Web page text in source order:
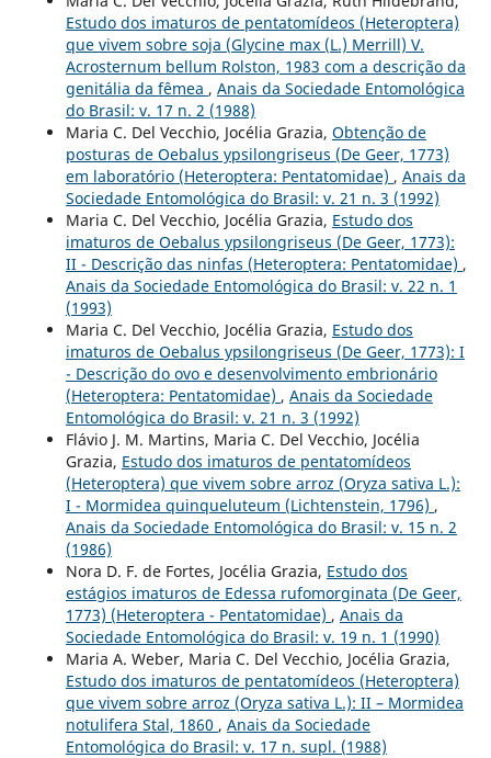
Estudo dos imaturos de pentatomídeos (Heteroptera)
que vivem sobre soja (Glycine max (L.) Merrill) V.
Acrosternum bellum Rolston, 1983 com a descrição da
genitália da fêmea , Anais da Sociedade Entomológica
do Brasil: v. 17 n. 2 (1988)
Maria C. Del Vecchio, Jocélia Grazia, Obtenção de
posturas de Oebalus ypsilongriseus (De Geer, 1773)
em laboratório (Heteroptera: Pentatomidae) , Anais da
Sociedade Entomológica do Brasil: v. 21 n. 3 (1992)
Maria C. Del Vecchio, Jocélia Grazia, Estudo dos
imaturos de Oebalus ypsilongriseus (De Geer, 1773):
II - Descrição das ninfas (Heteroptera: Pentatomidae) ,
Anais da Sociedade Entomológica do Brasil: v. 22 n. 1
(1993)
Maria C. Del Vecchio, Jocélia Grazia, Estudo dos
imaturos de Oebalus ypsilongriseus (De Geer, 1773): I
- Descrição do ovo e desenvolvimento embrionário
(Heteroptera: Pentatomidae) , Anais da Sociedade
Entomológica do Brasil: v. 21 n. 3 (1992)
Flávio J. M. Martins, Maria C. Del Vecchio, Jocélia
Grazia, Estudo dos imaturos de pentatomídeos
(Heteroptera) que vivem sobre arroz (Oryza sativa L.):
I - Mormidea quinqueluteum (Lichtenstein, 1796) ,
Anais da Sociedade Entomológica do Brasil: v. 15 n. 2
(1986)
Nora D. F. de Fortes, Jocélia Grazia, Estudo dos
estágios imaturos de Edessa rufomorginata (De Geer,
1773) (Heteroptera - Pentatomidae) , Anais da
Sociedade Entomológica do Brasil: v. 19 n. 1 (1990)
Maria A. Weber, Maria C. Del Vecchio, Jocélia Grazia,
Estudo dos imaturos de pentatomídeos (Heteroptera)
que vivem sobre arroz (Oryza sativa L.): II – Mormidea
notulifera Stal, 1860 , Anais da Sociedade
Entomológica do Brasil: v. 17 n. supl. (1988)